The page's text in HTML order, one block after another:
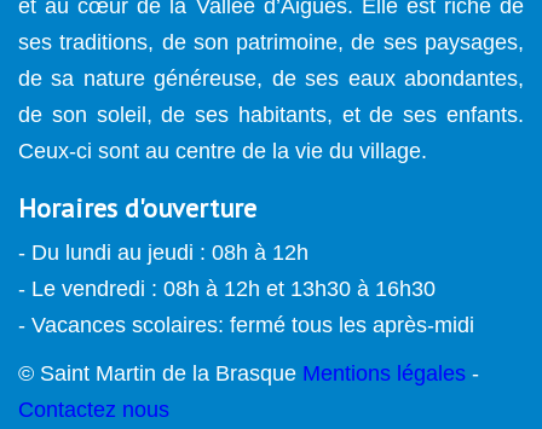
et au cœur de la Vallée d’Aigues. Elle est riche de
ses traditions, de son patrimoine, de ses paysages,
de sa nature généreuse, de ses eaux abondantes,
de son soleil, de ses habitants, et de ses enfants.
Ceux-ci sont au centre de la vie du village.
Horaires d'ouverture
- Du lundi au jeudi : 08h à 12h
- Le vendredi : 08h à 12h et 13h30 à 16h30
- Vacances scolaires: fermé tous les après-midi
© Saint Martin de la Brasque Mentions légales -
Contactez nous